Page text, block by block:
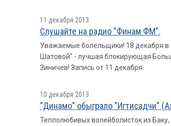
11 декабря 2013
Слушайте на радио "Финам ФМ".
Уважаемые болельщики! 18 декабря в
Шатовой" - лучшая блокирующая
Зиничев! Запись от 11 декабря.
10 декабря 2013
"Динамо" обыграло "Игтисадчи"
Теплолюбивых волейболисток из